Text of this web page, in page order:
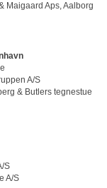
Maigaard Aps, Aalborg
A/S
& Butlers tegnestue
S
A/S